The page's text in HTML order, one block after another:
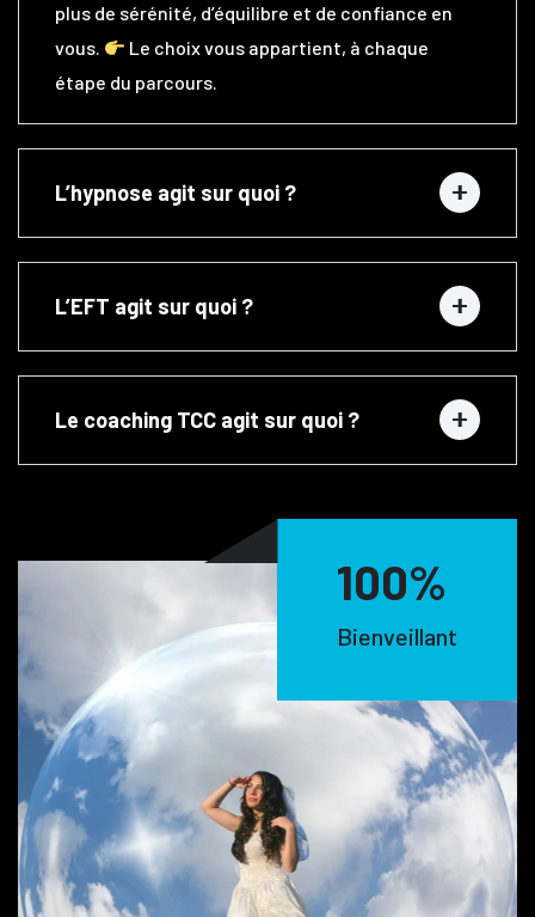
plus de sérénité, d’équilibre et de confiance en
vous.
Le choix vous appartient, à chaque
étape du parcours.
L’hypnose agit sur quoi ?
L’EFT agit sur quoi ?
Le coaching TCC agit sur quoi ?
100%
Bienveillant